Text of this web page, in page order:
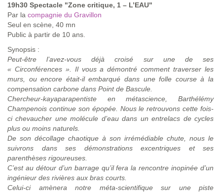
19h30 Spectacle "Zone critique, 1 – L’EAU"
Par la compagnie du Gravillon
Seul en scène, 40 mn
Public à partir de 10 ans.
Synopsis :
Peut-être l’avez-vous déjà croisé sur une de ses
« Circonférences ». Il vous a démontré comment traverser les
murs, ou encore était-il embarqué dans une folle course à la
compensation carbone dans Point de Bascule.
Chercheur-kayaparapentiste en métascience, Barthélémy
Champenois continue son épopée. Nous le retrouvons cette fois-
ci chevaucher une molécule d’eau dans un entrelacs de cycles
plus ou moins naturels.
De son décollage chaotique à son irrémédiable chute, nous le
suivrons dans ses démonstrations excentriques et ses
parenthèses rigoureuses.
C’est au détour d’un barrage qu’il fera la rencontre inopinée d’un
ingénieur des rivières aux bras courts.
Celui-ci amènera notre méta-scientifique sur une piste